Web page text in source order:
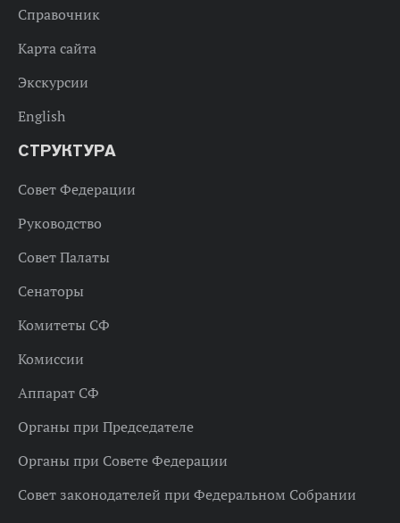
Справочник
Карта сайта
Экскурсии
English
СТРУКТУРА
Совет Федерации
Руководство
Совет Палаты
Сенаторы
Комитеты СФ
Комиссии
Аппарат СФ
Органы при Председателе
Органы при Совете Федерации
Совет законодателей при Федеральном Собрании